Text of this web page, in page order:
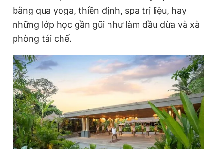
bằng qua yoga, thiền định, spa trị liệu, hay
những lớp học gần gũi như làm dầu dừa và xà
phòng tái chế.